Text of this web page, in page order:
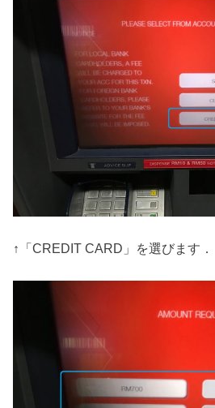
↑「CREDIT CARD」を選びます．